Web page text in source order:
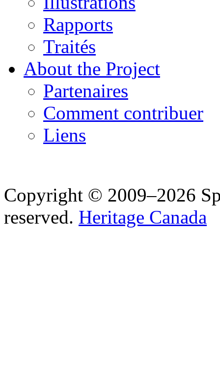
Rapports
Traités
About the Project
Partenaires
Comment contribuer
Liens
Copyright © 2009–2026
reserved. Heritage Canada